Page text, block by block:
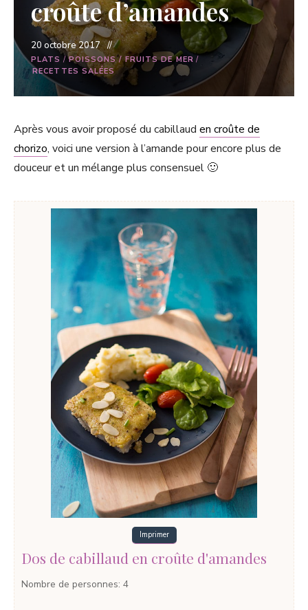
croûte d’amandes
20 octobre 2017
PLATS / POISSONS / FRUITS DE MER /
RECETTES SALÉES
Après vous avoir proposé du cabillaud en croûte de
chorizo, voici une version à l’amande pour encore plus de
douceur et un mélange plus consensuel 🙂
Imprimer
Dos de cabillaud en croûte d'amandes
Nombre de personnes: 4